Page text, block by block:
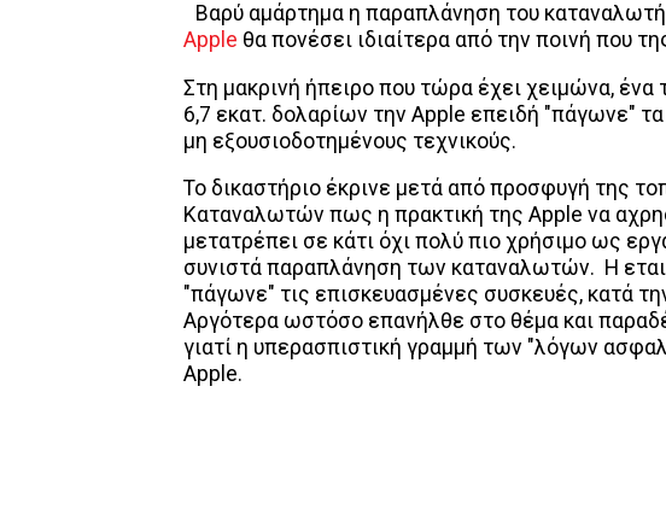
Βαρύ αμάρτημα η παραπλάνηση του
Apple θα πονέσει ιδιαίτερα από την ποινή που
Στη μακρινή ήπειρο που τώρα έχει χειμώνα, ένα
6,7 εκατ. δολαρίων την Apple επειδή "πάγωνε"
μη εξουσιοδοτημένους τεχνικούς.
Το δικαστήριο έκρινε μετά από προσφυγή της
Καταναλωτών πως η πρακτική της Apple να
μετατρέπει σε κάτι όχι πολύ πιο χρήσιμο ως
συνιστά παραπλάνηση των καταναλωτών. Η
"πάγωνε" τις επισκευασμένες συσκευές, κατά
Αργότερα ωστόσο επανήλθε στο θέμα και
γιατί η υπερασπιστική γραμμή των "λόγων
Apple.